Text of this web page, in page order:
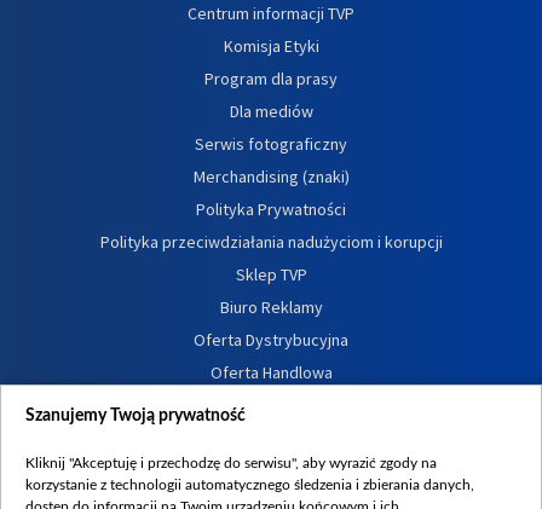
Centrum informacji TVP
Komisja Etyki
Program dla prasy
Dla mediów
Serwis fotograficzny
Merchandising (znaki)
Polityka Prywatności
Polityka przeciwdziałania nadużyciom i korupcji
Sklep TVP
Biuro Reklamy
Oferta Dystrybucyjna
Oferta Handlowa
Dostępność
Procedura zgłoszeń wewnętrznych
Szanujemy Twoją prywatność
Kliknij "Akceptuję i przechodzę do serwisu", aby wyrazić zgody na
korzystanie z technologii automatycznego śledzenia i zbierania danych,